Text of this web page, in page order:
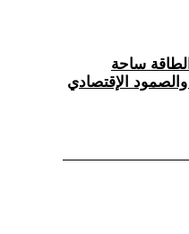
ساحة
الإقتصادي